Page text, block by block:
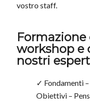
vostro staff.
workshop e
nostri
✓ Fondamenti
Obiettivi –